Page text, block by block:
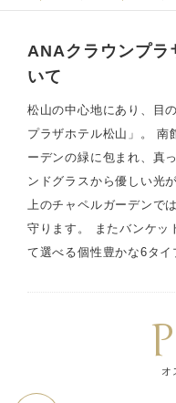
ANAクラウンプラ
いて
松山の中心地にあり、目
プラザホテル松山」。 南
ーデンの緑に包まれ、真
ンドグラスから優しい光
上のチャペルガーデンで
守ります。 またバンケッ
て選べる個性豊かな6タイ
オ